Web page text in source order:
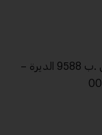
دبي، الامارات العربية المتحدة – جزيرة المرفا – ص .ب 9588 الديرة –